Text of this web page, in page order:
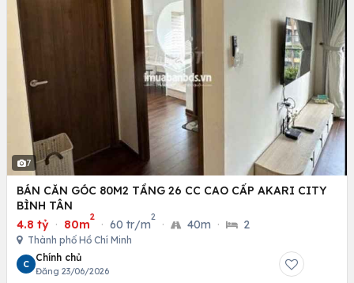
7
BÁN CĂN GÓC 80M2 TẦNG 26 CC CAO CẤP AKARI CITY
BÌNH TÂN
4.8 tỷ · 80m
2
· 60 tr/m
2
· 40m · 2
Thành phố Hồ Chí Minh
C
Chính chủ
Đăng 23/06/2026